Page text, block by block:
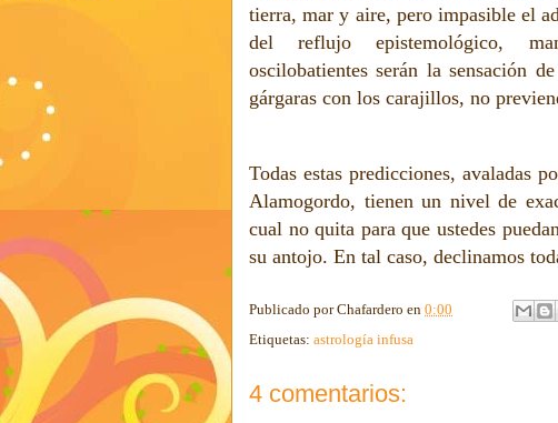
tierra, mar y aire, pero impasible el
del reflujo epistemológico,
oscilobatientes serán la sensación
gárgaras con los carajillos, no
Todas estas predicciones, avaladas
Alamogordo, tienen un nivel de
cual no quita para que ustedes
su antojo. En tal caso, declinamos
Publicado porChafardero en 0:00
Etiquetas: astrología infusa
4 comentarios: